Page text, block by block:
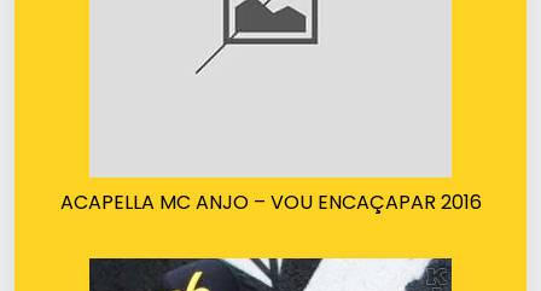
ACAPELLA MC ANJO – VOU ENCAÇAPAR 2016